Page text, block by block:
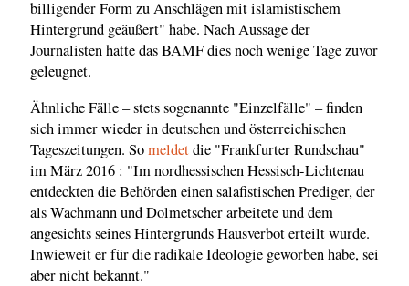
billigender Form zu Anschlägen mit islamistischem
Hintergrund geäußert" habe. Nach Aussage der
Journalisten hatte das BAMF dies noch wenige Tage zuvor
geleugnet.
Ähnliche Fälle – stets sogenannte "Einzelfälle" – finden
sich immer wieder in deutschen und österreichischen
Tageszeitungen. Someldetdie "Frankfurter Rundschau"
im März 2016 : "Im nordhessischen Hessisch-Lichtenau
entdeckten die Behörden einen salafistischen Prediger, der
als Wachmann und Dolmetscher arbeitete und dem
angesichts seines Hintergrunds Hausverbot erteilt wurde.
Inwieweit er für die radikale Ideologie geworben habe, sei
aber nicht bekannt."